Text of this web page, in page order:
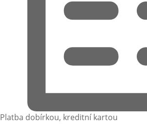
Platba dobírkou, kreditní kartou